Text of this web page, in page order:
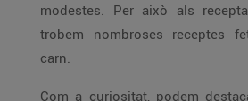
modestes. Per això als
trobem nombroses receptes
carn.
Com a curiositat, podem